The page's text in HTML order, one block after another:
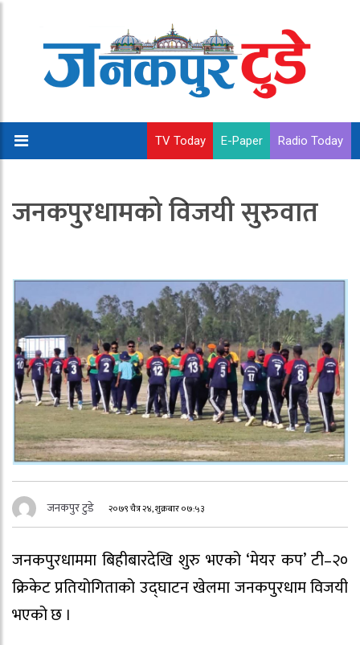
TV Today E-Paper Radio Today
जनकपुरधामको विजयी सुरुवात
जनकपुर टुडे २०७९ चैत्र २४, शुक्रबार ०७:५३
जनकपुरधाममा बिहीबारदेखि शुरु भएको ‘मेयर कप’ टी–२०
क्रिकेट प्रतियोगिताको उद्घाटन खेलमा जनकपुरधाम विजयी
भएको छ ।